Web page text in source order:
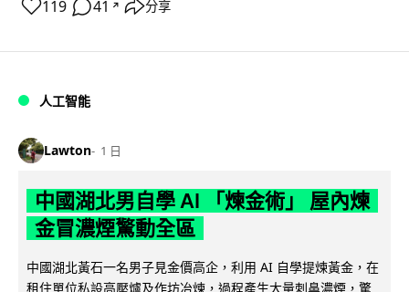
119 41 ↗ 分享
人工智能
Lawton 1 日
中國湖北男自學 AI 「煉金術」 屋內煉
金冒濃煙驚動全區
中國湖北黃石一名男子見金價高企，利用 AI 自學提煉黃金，在
租住單位私設高壓爐及作坊冶煉，過程產生大量刺鼻濃煙，驚